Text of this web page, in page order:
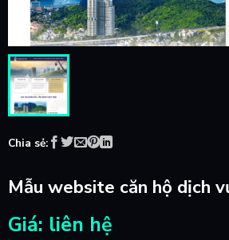
Chia sẻ:
Mẫu website căn hộ dịch
Giá: liên hệ